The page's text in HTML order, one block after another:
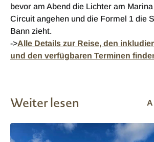
bevor am Abend die Lichter am
Circuit angehen und die Formel 1 die
Bann zieht.
->Alle Details zur Reise, den
und den verfügbaren Terminen
Weiter lesen